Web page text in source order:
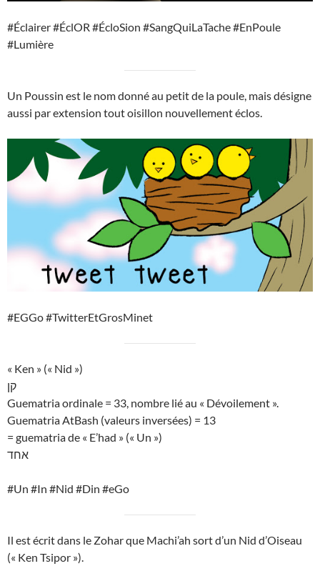
#Éclairer #ÉclOR #ÉcloSion #SangQuiLaTache #EnPoule
#Lumière
Un Poussin est le nom donné au petit de la poule, mais désigne
aussi par extension tout oisillon nouvellement éclos.
#EGGo #TwitterEtGrosMinet
« Ken » (« Nid »)
קן
Guematria ordinale = 33, nombre lié au « Dévoilement ».
Guematria AtBash (valeurs inversées) = 13
= guematria de « E’had » (« Un »)
אחד
#Un #In #Nid #Din #eGo
Il est écrit dans le Zohar que Machi’ah sort d’un Nid d’Oiseau
(« Ken Tsipor »).